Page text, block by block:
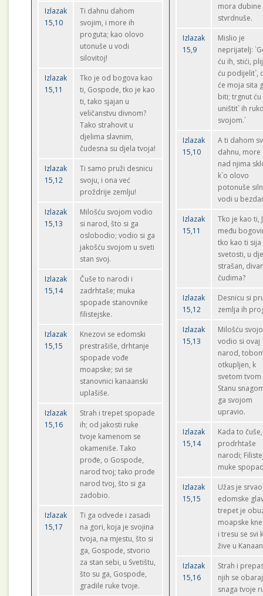
Izlazak
15,10
Ti dahnu dahom
svojim, i more ih
proguta; kao olovo
utonuše u vodi
silovitoj!
Izlazak
15,11
Tko je od bogova kao
ti, Gospode, tko je kao
ti, tako sjajan u
veličanstvu divnom?
Tako strahovit u
djelima slavnim,
čudesna su djela tvoja!
Izlazak
15,12
Ti samo pruži desnicu
svoju, i ona već
proždrije zemlju!
Izlazak
15,13
Milošću svojom vodio
si narod, što si ga
oslobodio; vodio si ga
jakošću svojom u sveti
stan svoj.
Izlazak
15,14
Čuše to narodi i
zadrhtaše; muka
spopade stanovnike
filistejske.
Izlazak
15,15
Knezovi se edomski
prestrašiše, drhtanje
spopade vođe
moapske; svi se
stanovnici kanaanski
uplašiše.
Izlazak
15,16
Strah i trepet spopade
ih; od jakosti ruke
tvoje kamenom se
okameniše. Tako
prođe, o Gospode,
narod tvoj; tako prođe
narod tvoj, što si ga
zadobio.
Izlazak
15,17
Ti ga odvede i zasadi
na gori, koja je svojina
tvoja, na mjestu, što si
ga, Gospode, stvorio
za stan sebi, u Svetištu,
što su ga, Gospode,
gradile ruke tvoje.
mora dubine
stvrdnuše.
Izlazak
15,9
Mislio je
neprijatelj:
ću ih, stići,
ću podijelit`,
će moja sita
biti; trgnut ću
uništit` ih
svojom.`
Izlazak
15,10
A ti dahom
dahnu, more
nad njima
k`o olovo
potonuše
vodi u
Izlazak
15,11
Tko je kao ti,
među
tko kao ti sija
svetosti, u
strašan,
čudima?
Izlazak
15,12
Desnicu si
zemlja ih
Izlazak
15,13
Milošću
vodio si ovaj
narod,
otkupljen, k
svetom tvom
Stanu
ga svojom
upravio.
Izlazak
15,14
Kada to čuše,
prodrhtaše
narodi;
muke
Izlazak
15,15
Užas je srvao
edomske
trepet je
moapske
i tresu se svi
žive u
Izlazak
15,16
Strah i
njih se
snaga tvoje